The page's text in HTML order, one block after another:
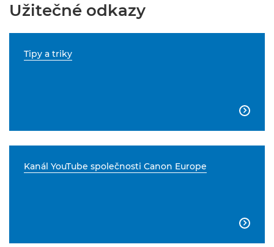
Užitečné odkazy
Tipy a triky

Kanál YouTube společnosti Canon Europe
